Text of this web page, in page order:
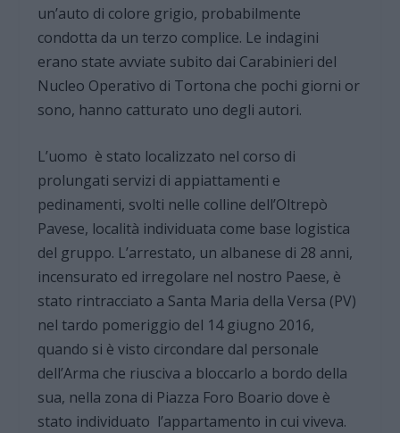
un’auto di colore grigio, probabilmente
condotta da un terzo complice. Le indagini
erano state avviate subito dai Carabinieri del
Nucleo Operativo di Tortona che pochi giorni or
sono, hanno catturato uno degli autori.
L’uomo è stato localizzato nel corso di
prolungati servizi di appiattamenti e
pedinamenti, svolti nelle colline dell’Oltrepò
Pavese, località individuata come base logistica
del gruppo. L’arrestato, un albanese di 28 anni,
incensurato ed irregolare nel nostro Paese, è
stato rintracciato a Santa Maria della Versa (PV)
nel tardo pomeriggio del 14 giugno 2016,
quando si è visto circondare dal personale
dell’Arma che riusciva a bloccarlo a bordo della
sua, nella zona di Piazza Foro Boario dove è
stato individuato l’appartamento in cui viveva.